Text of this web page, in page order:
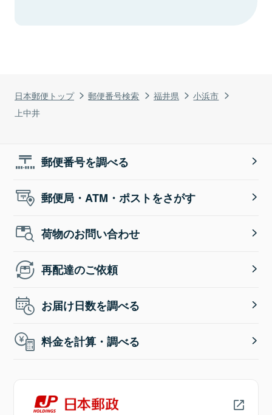
日本郵便トップ 郵便番号検索 福井県
小浜市
上中井
郵便番号を調べる
郵便局・ATM・ポストをさがす
荷物のお問い合わせ
再配達のご依頼
お届け日数を調べる
料金を計算・調べる